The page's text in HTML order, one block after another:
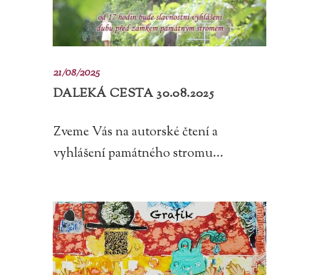
21/08/2025
DALEKÁ CESTA 30.08.2025
Zveme Vás na autorské čtení a
vyhlášení památného stromu...